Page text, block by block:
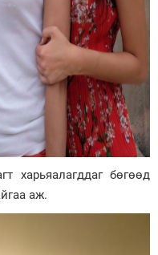
харьяалагддаг бөгөөд
аж.